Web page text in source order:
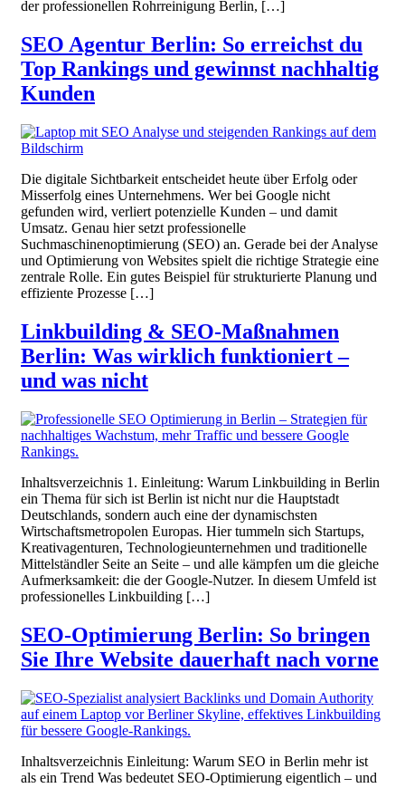
der professionellen Rohrreinigung Berlin, […]
SEO Agentur Berlin: So erreichst du
Top Rankings und gewinnst nachhaltig
Kunden
Die digitale Sichtbarkeit entscheidet heute über Erfolg oder
Misserfolg eines Unternehmens. Wer bei Google nicht
gefunden wird, verliert potenzielle Kunden – und damit
Umsatz. Genau hier setzt professionelle
Suchmaschinenoptimierung (SEO) an. Gerade bei der Analyse
und Optimierung von Websites spielt die richtige Strategie eine
zentrale Rolle. Ein gutes Beispiel für strukturierte Planung und
effiziente Prozesse […]
Linkbuilding & SEO-Maßnahmen
Berlin: Was wirklich funktioniert –
und was nicht
Inhaltsverzeichnis 1. Einleitung: Warum Linkbuilding in Berlin
ein Thema für sich ist Berlin ist nicht nur die Hauptstadt
Deutschlands, sondern auch eine der dynamischsten
Wirtschaftsmetropolen Europas. Hier tummeln sich Startups,
Kreativagenturen, Technologieunternehmen und traditionelle
Mittelständler Seite an Seite – und alle kämpfen um die gleiche
Aufmerksamkeit: die der Google-Nutzer. In diesem Umfeld ist
professionelles Linkbuilding […]
SEO-Optimierung Berlin: So bringen
Sie Ihre Website dauerhaft nach vorne
Inhaltsverzeichnis Einleitung: Warum SEO in Berlin mehr ist
als ein Trend Was bedeutet SEO-Optimierung eigentlich – und